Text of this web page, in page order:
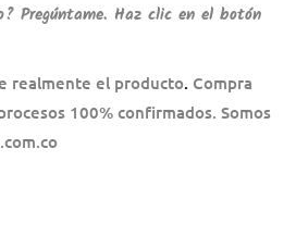
Pregúntame. Haz clic en el botón
realmente el producto. Compra
100% confirmados. Somos